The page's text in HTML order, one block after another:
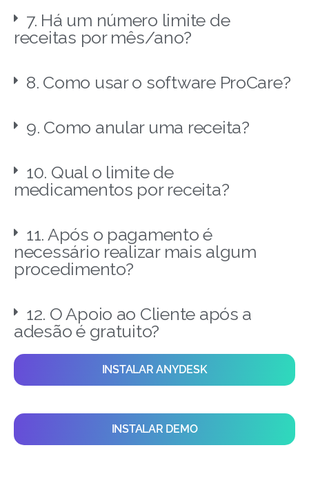
7. Há um número limite de
receitas por mês/ano?
8. Como usar o software ProCare?
9. Como anular uma receita?
10. Qual o limite de
medicamentos por receita?
11. Após o pagamento é
necessário realizar mais algum
procedimento?
12. O Apoio ao Cliente após a
adesão é gratuito?
INSTALAR ANYDESK
INSTALAR DEMO